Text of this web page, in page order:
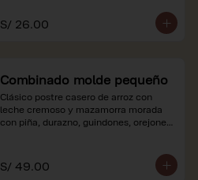
soles e incluyen impuestos de ley y
recargo al consumo. Imagenes
S/ 26.00
Combinado molde pequeño
Clásico postre casero de arroz con
leche cremoso y mazamorra morada
con piña, durazno, guindones, orejones
*Nuestros precios están expresados en
soles e incluyen impuestos de ley y
S/ 49.00